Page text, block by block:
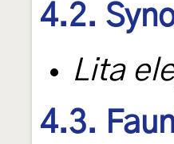
4.2.
Lita
4.3.